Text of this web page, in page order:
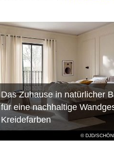
© DJD/
Das Zuhause in natürlicher
für eine nachhaltige
Kreidefarben